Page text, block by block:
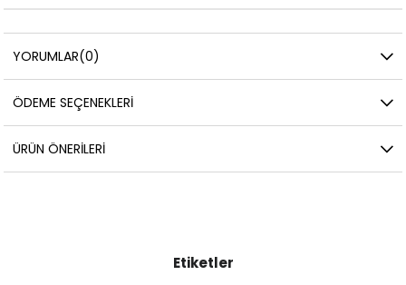
YORUMLAR(0)
ÖDEME SEÇENEKLERI
ÜRÜN ÖNERILERI
Etiketler